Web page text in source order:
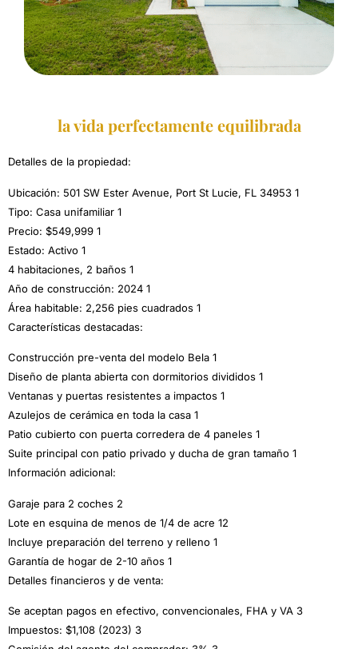
la vida perfectamente equilibrada
Detalles de la propiedad:
Ubicación: 501 SW Ester Avenue, Port St Lucie, FL 34953 1
Tipo: Casa unifamiliar 1
Precio: $549,999 1
Estado: Activo 1
4 habitaciones, 2 baños 1
Año de construcción: 2024 1
Área habitable: 2,256 pies cuadrados 1
Características destacadas:
Construcción pre-venta del modelo Bela 1
Diseño de planta abierta con dormitorios divididos 1
Ventanas y puertas resistentes a impactos 1
Azulejos de cerámica en toda la casa 1
Patio cubierto con puerta corredera de 4 paneles 1
Suite principal con patio privado y ducha de gran tamaño 1
Información adicional:
Garaje para 2 coches 2
Lote en esquina de menos de 1/4 de acre 12
Incluye preparación del terreno y relleno 1
Garantía de hogar de 2-10 años 1
Detalles financieros y de venta:
Se aceptan pagos en efectivo, convencionales, FHA y VA 3
Impuestos: $1,108 (2023) 3